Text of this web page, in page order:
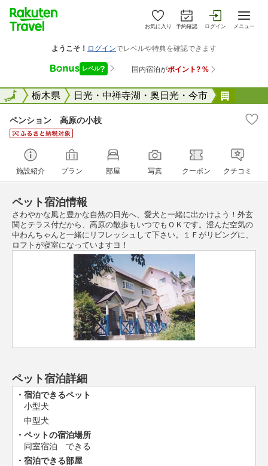
お気に入り 予約確認 ログイン メニュー
全国栃木県 日光・中禅寺湖・奥日光・今市
全国
ペンション 高原の小枝
施設紹介 プラン 部屋 写真 クーポン クチコミ
ペット宿泊情報
さわやかな風と豊かな自然の日光へ、愛犬と一緒に出かけよう！外玄
関とテラス付だから、高原の散歩もいつでもＯＫです。澄んだ空気の
中わんちゃんと一緒にリフレッシュして下さい。１Ｆがリビングに、
ロフトが寝室になっていますヨ！
ペット宿泊詳細
宿泊できるペット
小型犬
中型犬
ペットの宿泊場所
同室宿泊 できる
宿泊できる部屋